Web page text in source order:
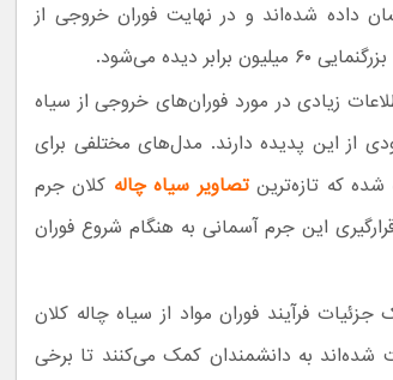
داده شده‌اند و در نهایت فوران خروجی از
دیده می‌شود.
زیادی در مورد فوران‌های خروجی از سیاه
از این پدیده دارند. مدل‌های مختلفی برای
که تازه‌ترینتصاویر سیاه چاله کلان جرم
این جرم آسمانی به هنگام شروع فوران
جزئیات فرآیند فوران مواد از سیاه چاله کلان
شده‌اند به دانشمندان کمک می‌کنند تا برخی